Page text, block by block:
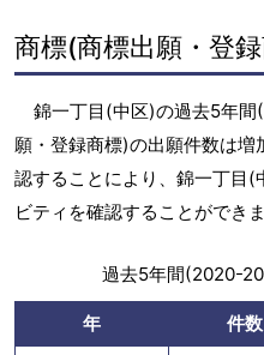
商標(商標出願・登
錦一丁目(中区)の過去5年
願・登録商標)の出願件数は
認することにより、錦一丁目(
ビティを確認することができま
過去5年間(2020-
年 件数